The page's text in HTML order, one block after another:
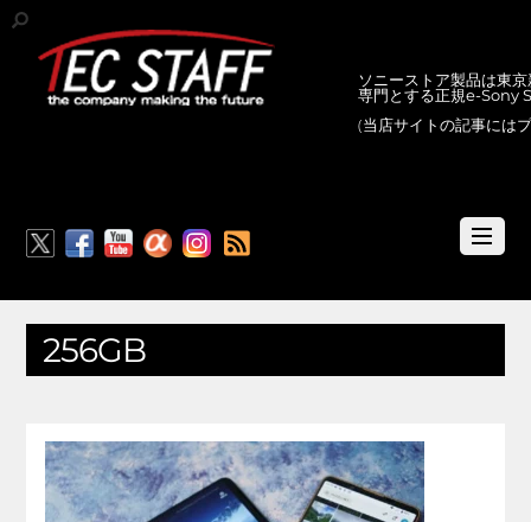
ソニーストア製品は東
専門とする正規e-Sony
(当店サイトの記事には
256GB